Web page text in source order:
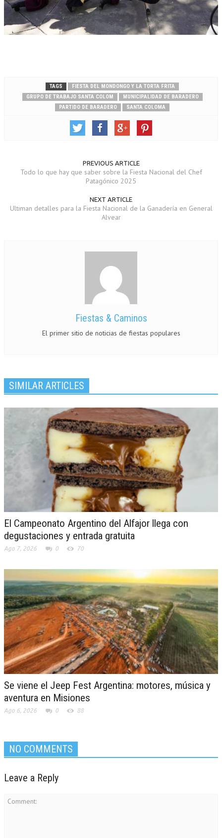
TAGS
FIESTA DEL MONDONGO Y LA TORTA FRITA
GRUPO DE TRABAJO SANTA COLOM
MUNICIPALIDAD DE BARADERO
PARTIDO DE BARADERO
SANTA COLOMA
PREVIOUS ARTICLE
Todo lo que hay que saber sobre la Fiesta Nacional del Chef
Patagónico 2025
NEXT ARTICLE
Ultiman detalles para la Fiesta Nacional de la Ganadería en General
Alvear
Fiestas & Caminos
El primer sitio de noticias de fiestas populares
SIMILAR ARTICLES
El Campeonato Argentino del Alfajor llega con
degustaciones y entrada gratuita
Ago 7, 2026 0 70
Se viene el Jeep Fest Argentina: motores, música y
aventura en Misiones
Ago 6, 2026 0 88
NO COMMENTS
Leave a Reply